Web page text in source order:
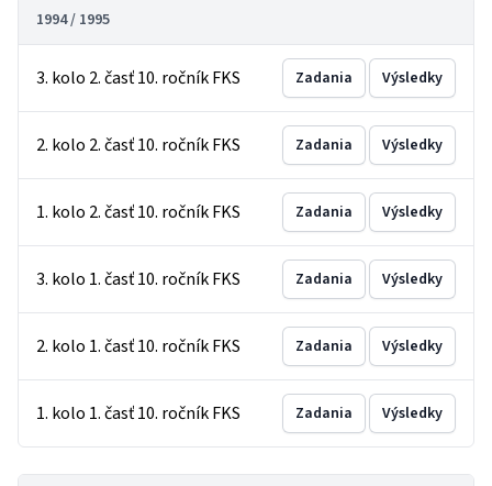
1994 / 1995
3. kolo 2. časť 10. ročník FKS Zadania Výsledky
2. kolo 2. časť 10. ročník FKS Zadania Výsledky
1. kolo 2. časť 10. ročník FKS Zadania Výsledky
3. kolo 1. časť 10. ročník FKS Zadania Výsledky
2. kolo 1. časť 10. ročník FKS Zadania Výsledky
1. kolo 1. časť 10. ročník FKS Zadania Výsledky